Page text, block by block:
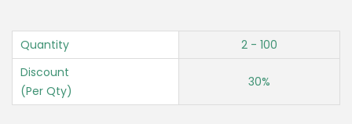
Quantity
2 - 100
Discount
(Per Qty)
30%